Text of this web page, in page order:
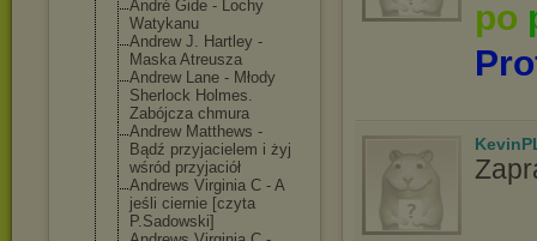
André Gide - Lochy
Watykanu
Andrew J. Hartley -
Maska Atreusza
Andrew Lane - Młody
Sherlock Holmes.
Zabójcza chmura
Andrew Matthews -
Bądź przyjacielem i żyj
wśród przyjaciół
Andrews Virginia C - A
jeśli ciernie [czyta
P.Sadowski]
po